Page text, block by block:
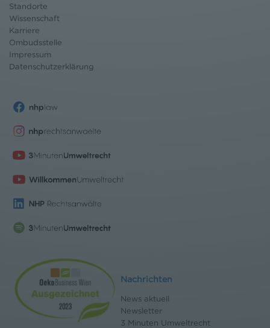
Standorte
Wissenschaft
Karriere
Ombudsstelle
Impressum
Datenschutzerklärung
Nachrichten
News aktuell
Newsletter
3 Minuten Umweltrecht